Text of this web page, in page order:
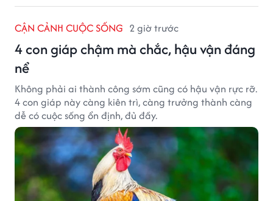
CẬN CẢNH CUỘC SỐNG 2 giờ trước
4 con giáp chậm mà chắc, hậu vận đáng
nể
Không phải ai thành công sớm cũng có hậu vận rực rỡ.
4 con giáp này càng kiên trì, càng trưởng thành càng
dễ có cuộc sống ổn định, đủ đầy.